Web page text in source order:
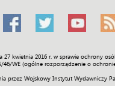
kwietnia 2016 r. w sprawie
46/WE (ogólne rozporządzenie o
przez Wojskowy Instytut Wydawniczy
Sport Historia